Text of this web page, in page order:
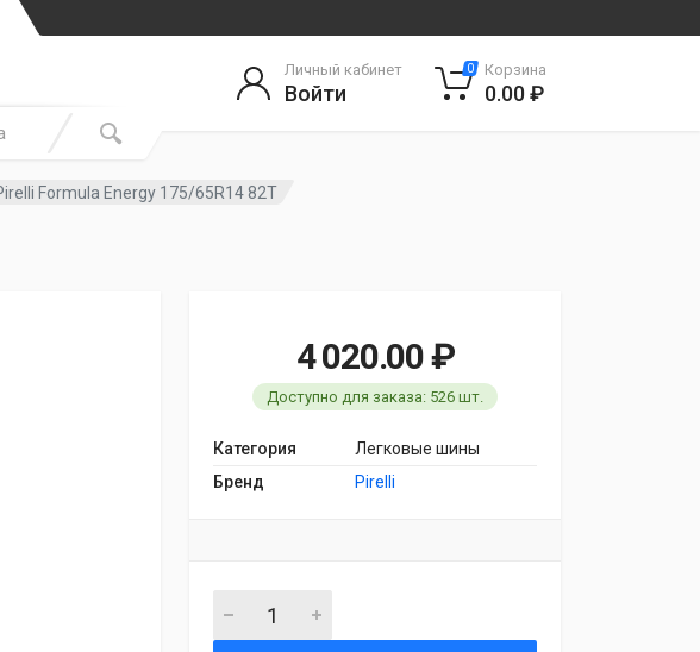
Личный кабинет
Войти
0 Корзина
0.00 ₽
Formula Energy 175/65R14 82T
4 020.00 ₽
Доступно для заказа: 526 шт.
Категория
Легковые шины
Бренд
Pirelli